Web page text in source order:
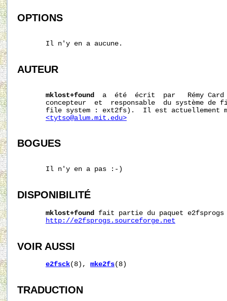
OPTIONS
       Il n'y en a aucune.
AUTEUR
mklost+found
a  été  écrit  par   Rémy
concepteur  et  responsable  du système de
file system : ext2fs).  Il est actuellement
<tytso@alum.mit.edu>
BOGUES
       Il n'y en a pas :-)
DISPONIBILITÉ
mklost+found
fait partie du paquet
http://e2fsprogs.sourceforge.net
VOIR AUSSI
e2fsck(8), mke2fs(8)
TRADUCTION